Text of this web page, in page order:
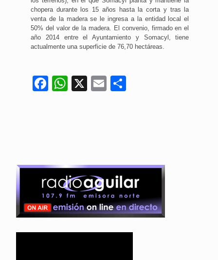
chopera durante los 15 años hasta la corta y tras la
venta de la madera se le ingresa a la entidad local el
50% del valor de la madera. El convenio, firmado en el
año 2014 entre el Ayuntamiento y Somacyl, tiene
actualmente una superficie de 76,70 hectáreas.
Facebook
WhatsApp
X Email